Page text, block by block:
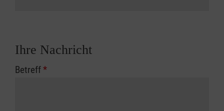
Ihre Nachricht
Betreff*